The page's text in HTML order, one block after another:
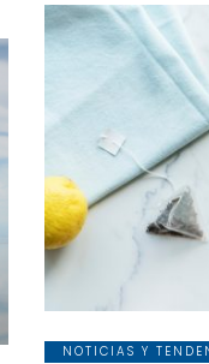
NOTICIAS Y